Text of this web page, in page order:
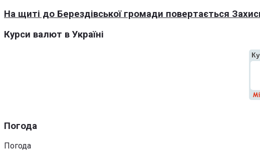
На щиті до Берездівської громади повертається
Курси валют в Україні
Погода
Погода